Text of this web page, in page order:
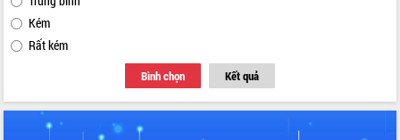
Tập huấn ứng dụng trí tuệ nhân tạo (AI)
trong thương mại điện tử năm 2026
Đoàn đại biểu Quốc hội tỉnh Đắk Lắk
trao đổi thông tin trước Kỳ họp thứ
Quyết liệt cải cách hành chính, khơi
thông nguồn lực phát triển
Kém
Rất kém
Bình chọn Kết quả